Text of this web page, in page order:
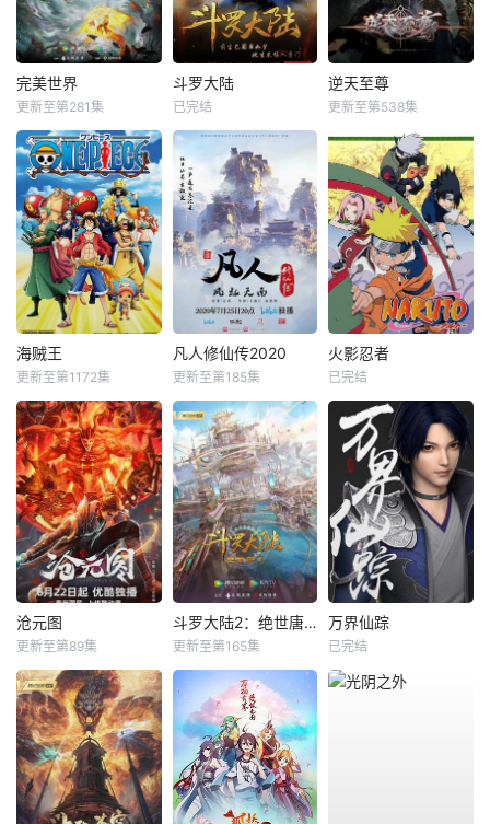
完美世界
更新至第281集
斗罗大陆
已完结
逆天至尊
更新至第538集
海贼王
更新至第1172集
凡人修仙传2020
更新至第185集
火影忍者
已完结
沧元图
更新至第89集
斗罗大陆2：绝世唐门
更新至第165集
万界仙踪
已完结